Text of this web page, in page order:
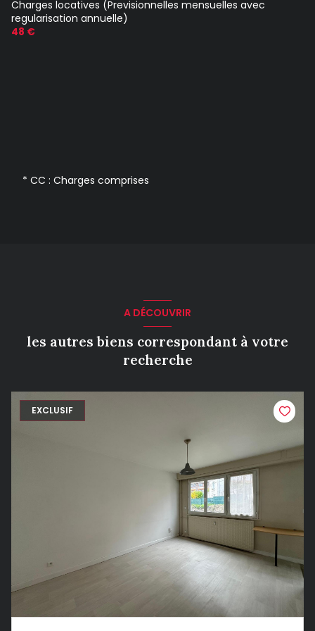
Charges locatives (Previsionnelles mensuelles avec
regularisation annuelle)
48 €
* CC : Charges comprises
A DÉCOUVRIR
les autres biens correspondant à votre
recherche
EXCLUSIF